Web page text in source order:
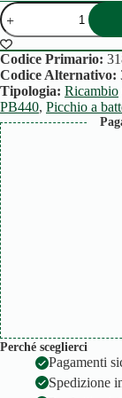
PB7/420/430/440
CONVOGLIAT.
AR
quantità
Codice Primario:
Codice Alternativo:
Tipologia: Ricambio
PB440, Picchio a
Perché sceglierci
Pagamenti
Spedizione